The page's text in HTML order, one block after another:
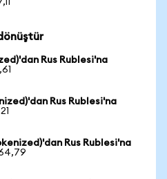
Rus Rublesi'na
Rus Rublesi'na
Rus Rublesi'na